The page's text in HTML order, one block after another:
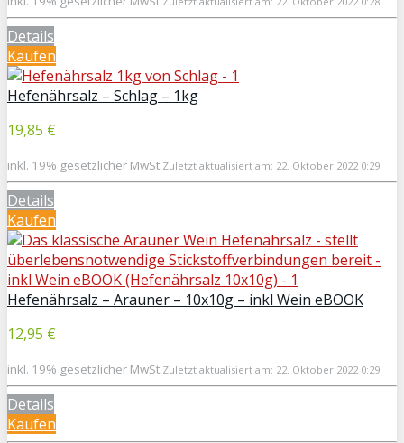
Details
Kaufen
Hefenährsalz – Schlag – 1kg
19,85 €
inkl. 19% gesetzlicher MwSt.Zuletzt aktualisiert am: 22. Oktober 2022 0:29
Details
Kaufen
Hefenährsalz – Arauner – 10x10g – inkl Wein eBOOK
12,95 €
inkl. 19% gesetzlicher MwSt.Zuletzt aktualisiert am: 22. Oktober 2022 0:29
Details
Kaufen